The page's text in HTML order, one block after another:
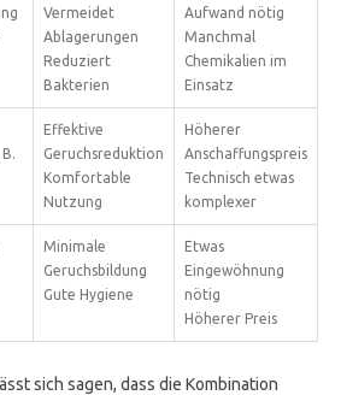
Vermeidet
Ablagerungen
Reduziert
Bakterien
Aufwand nötig
Manchmal
Chemikalien im
Einsatz
Effektive
Geruchsreduktion
Komfortable
Nutzung
Höherer
Anschaffungspreis
Technisch etwas
komplexer
Minimale
Geruchsbildung
Gute Hygiene
Etwas
Eingewöhnung
nötig
Höherer Preis
sich sagen, dass die Kombination